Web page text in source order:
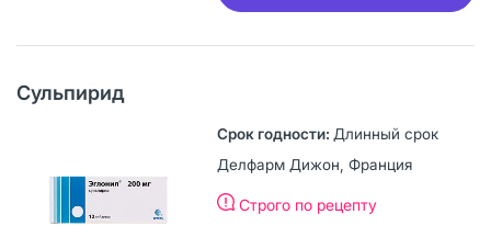
Сульпирид
Длинный срок
Делфарм Дижон, Франция
Строго по рецепту